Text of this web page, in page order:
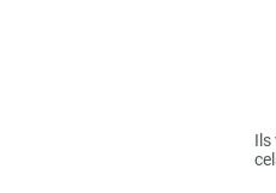
Ils